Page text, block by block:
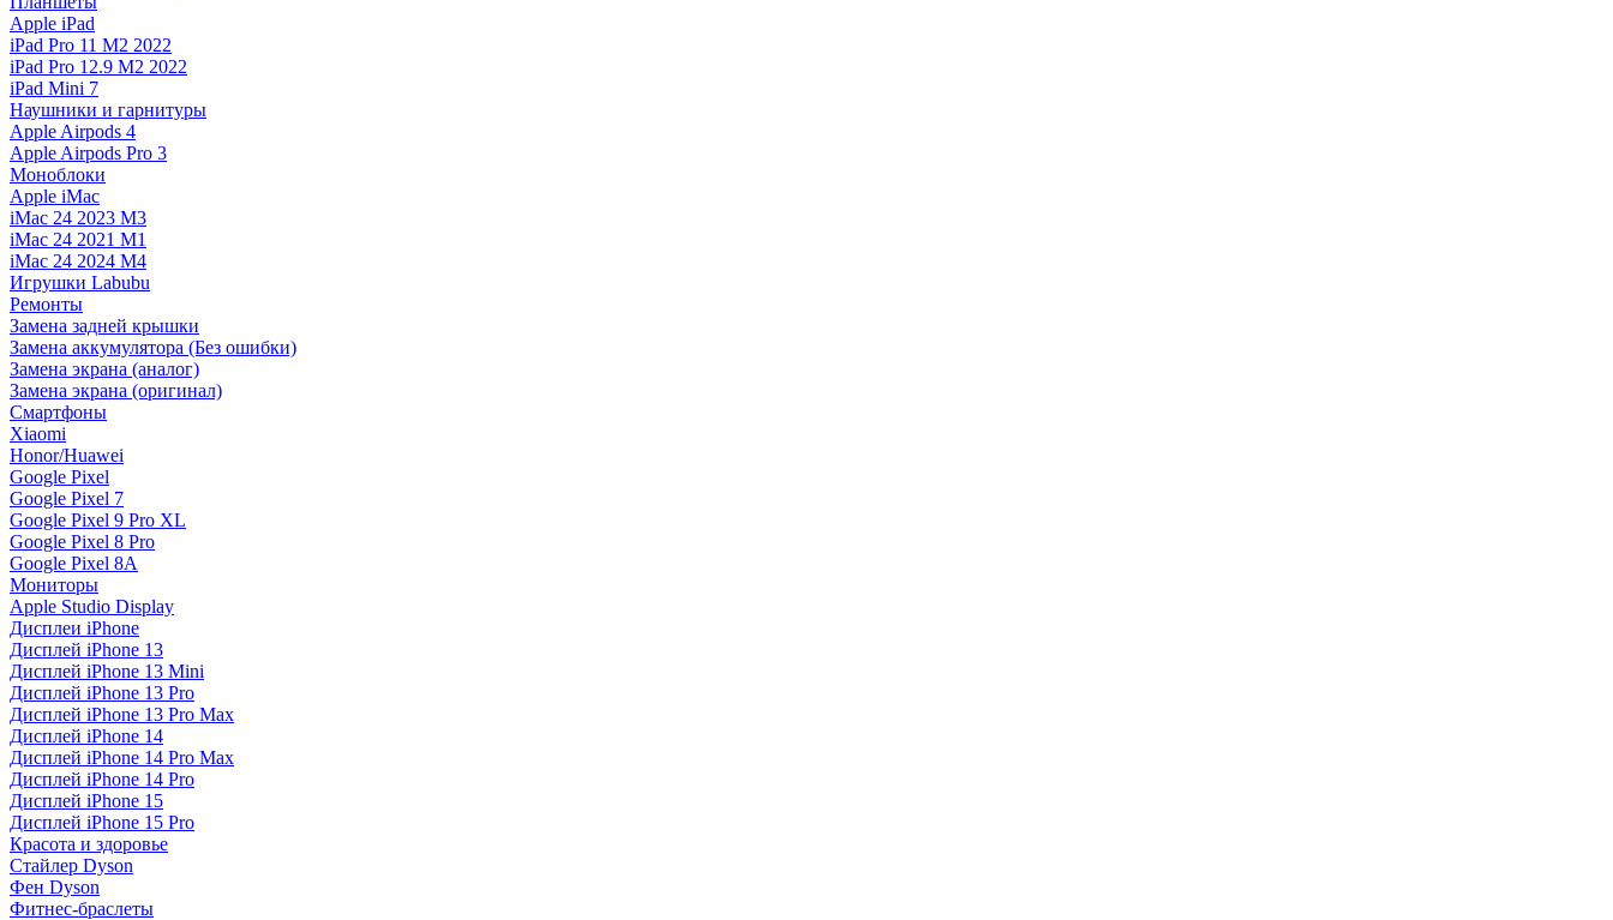
Apple iPad
iPad Pro 11 M2 2022
iPad Pro 12.9 M2 2022
iPad Mini 7
Наушники и гарнитуры
Apple Airpods 4
Apple Airpods Pro 3
Моноблоки
Apple iMac
iMac 24 2023 M3
iMac 24 2021 M1
iMac 24 2024 M4
Игрушки Labubu
Ремонты
Замена задней крышки
Замена аккумулятора (Без ошибки)
Замена экрана (аналог)
Замена экрана (оригинал)
Смартфоны
Xiaomi
Honor/Huawei
Google Pixel
Google Pixel 7
Google Pixel 9 Pro XL
Google Pixel 8 Pro
Google Pixel 8A
Мониторы
Apple Studio Display
Дисплеи iPhone
Дисплей iPhone 13
Дисплей iPhone 13 Mini
Дисплей iPhone 13 Pro
Дисплей iPhone 13 Pro Max
Дисплей iPhone 14
Дисплей iPhone 14 Pro Max
Дисплей iPhone 14 Pro
Дисплей iPhone 15
Дисплей iPhone 15 Pro
Красота и здоровье
Стайлер Dyson
Фен Dyson
Фитнес-браслеты